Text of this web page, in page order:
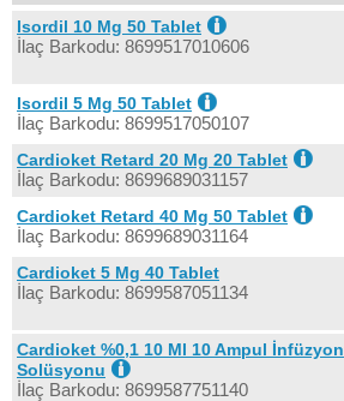
Isordil 10 Mg 50 Tablet
İlaç Barkodu: 8699517010606
Isordil 5 Mg 50 Tablet
İlaç Barkodu: 8699517050107
Cardioket Retard 20 Mg 20 Tablet
İlaç Barkodu: 8699689031157
Cardioket Retard 40 Mg 50 Tablet
İlaç Barkodu: 8699689031164
Cardioket 5 Mg 40 Tablet
İlaç Barkodu: 8699587051134
Cardioket %0,1 10 Ml 10 Ampul İnfüzyon
Solüsyonu
İlaç Barkodu: 8699587751140